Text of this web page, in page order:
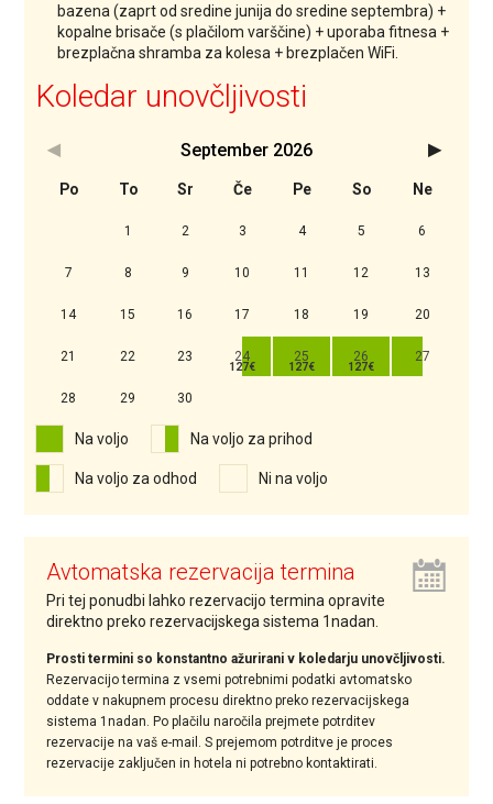
bazena (zaprt od sredine junija do sredine septembra) +
kopalne brisače (s plačilom varščine) + uporaba fitnesa +
brezplačna shramba za kolesa + brezplačen WiFi.
Koledar unovčljivosti
September 2026
Po To Sr Če Pe So Ne
1 2 3 4 5 6
7 8 9 10 11 12 13
14 15 16 17 18 19 20
21 22 23 24 25 26 27
28 29 30
Na voljo Na voljo za prihod
Na voljo za odhod Ni na voljo
Avtomatska rezervacija termina
Pri tej ponudbi lahko rezervacijo termina opravite
direktno preko rezervacijskega sistema 1nadan.
Prosti termini so konstantno ažurirani v koledarju unovčljivosti.
Rezervacijo termina z vsemi potrebnimi podatki avtomatsko
oddate v nakupnem procesu direktno preko rezervacijskega
sistema 1nadan. Po plačilu naročila prejmete potrditev
rezervacije na vaš e-mail. S prejemom potrditve je proces
rezervacije zaključen in hotela ni potrebno kontaktirati.